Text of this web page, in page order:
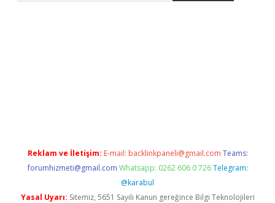
Reklam ve İletişim: E-mail: backlinkpaneli@gmail.com Teams:
forumhizmeti@gmail.com Whatsapp: 0262 606 0 726 Telegram:
@karabul
Yasal Uyarı: Sitemiz, 5651 Sayılı Kanun gereğince Bilgi Teknolojileri